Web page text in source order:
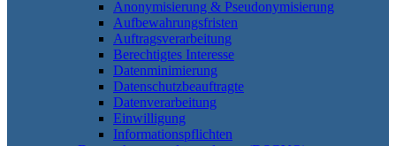
Anonymisierung & Pseudonymisierung
Aufbewahrungsfristen
Auftragsverarbeitung
Berechtigtes Interesse
Datenminimierung
Datenschutzbeauftragte
Datenverarbeitung
Einwilligung
Informationspflichten